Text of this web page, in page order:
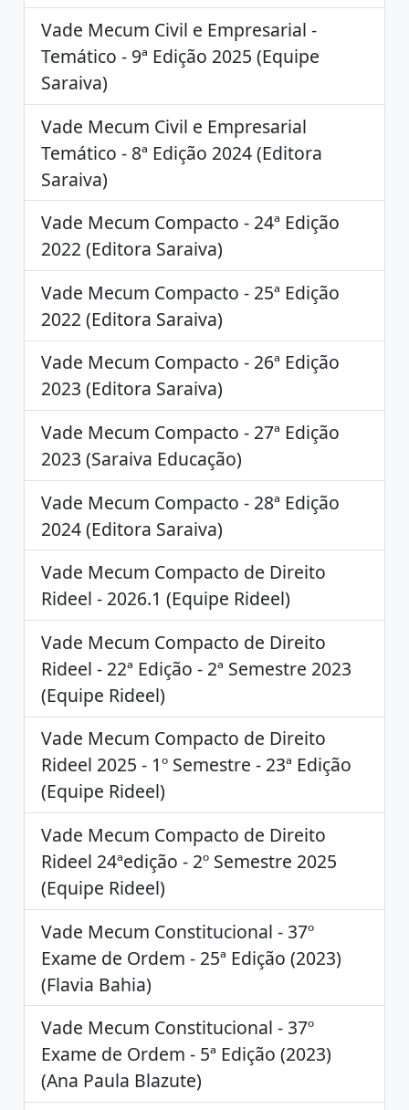
Vade Mecum Civil e Empresarial -
Temático - 9ª Edição 2025 (Equipe
Saraiva)
Vade Mecum Civil e Empresarial
Temático - 8ª Edição 2024 (Editora
Saraiva)
Vade Mecum Compacto - 24ª Edição
2022 (Editora Saraiva)
Vade Mecum Compacto - 25ª Edição
2022 (Editora Saraiva)
Vade Mecum Compacto - 26ª Edição
2023 (Editora Saraiva)
Vade Mecum Compacto - 27ª Edição
2023 (Saraiva Educação)
Vade Mecum Compacto - 28ª Edição
2024 (Editora Saraiva)
Vade Mecum Compacto de Direito
Rideel - 2026.1 (Equipe Rideel)
Vade Mecum Compacto de Direito
Rideel - 22ª Edição - 2ª Semestre 2023
(Equipe Rideel)
Vade Mecum Compacto de Direito
Rideel 2025 - 1º Semestre - 23ª Edição
(Equipe Rideel)
Vade Mecum Compacto de Direito
Rideel 24ªedição - 2º Semestre 2025
(Equipe Rideel)
Vade Mecum Constitucional - 37º
Exame de Ordem - 25ª Edição (2023)
(Flavia Bahia)
Vade Mecum Constitucional - 37º
Exame de Ordem - 5ª Edição (2023)
(Ana Paula Blazute)